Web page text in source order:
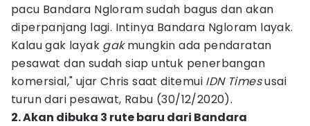
pacu Bandara Ngloram sudah bagus dan akan
diperpanjang lagi. Intinya Bandara Ngloram layak.
Kalau gak layak gakmungkin ada pendaratan
pesawat dan sudah siap untuk penerbangan
komersial," ujar Chris saat ditemui IDN Timesusai
turun dari pesawat, Rabu (30/12/2020).
2. Akan dibuka 3 rute baru dari Bandara